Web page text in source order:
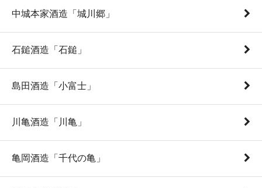
中城本家酒造「城川郷」
石鎚酒造「石鎚」
島田酒造「小富士」
川亀酒造「川亀」
亀岡酒造「千代の亀」